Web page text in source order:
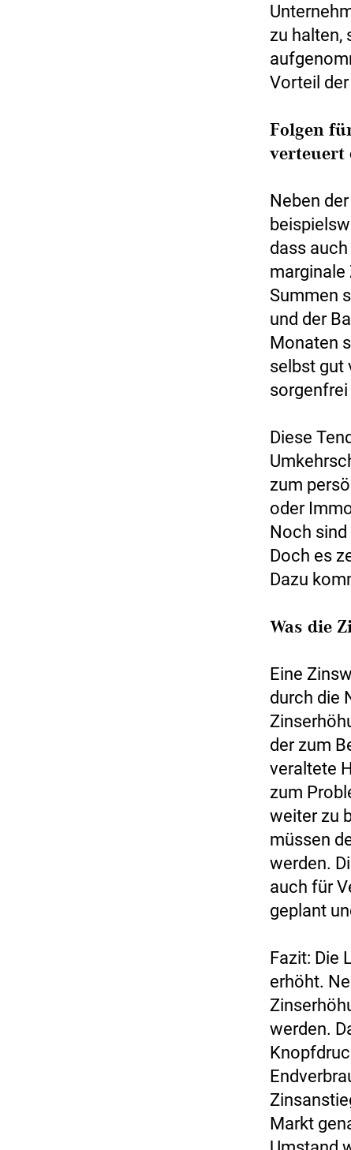
zu halten,
Vorteil
Folgen
verteuert
Neben
dass
marginale
Summen
und der
Monaten
selbst gut
Diese
zum
oder
Noch
Doch es
Dazu
Was die
Eine
durch die
der zum
veraltete
zum
weiter zu
müssen
werden.
auch für
geplant
Fazit: Die
erhöht.
werden.
Markt